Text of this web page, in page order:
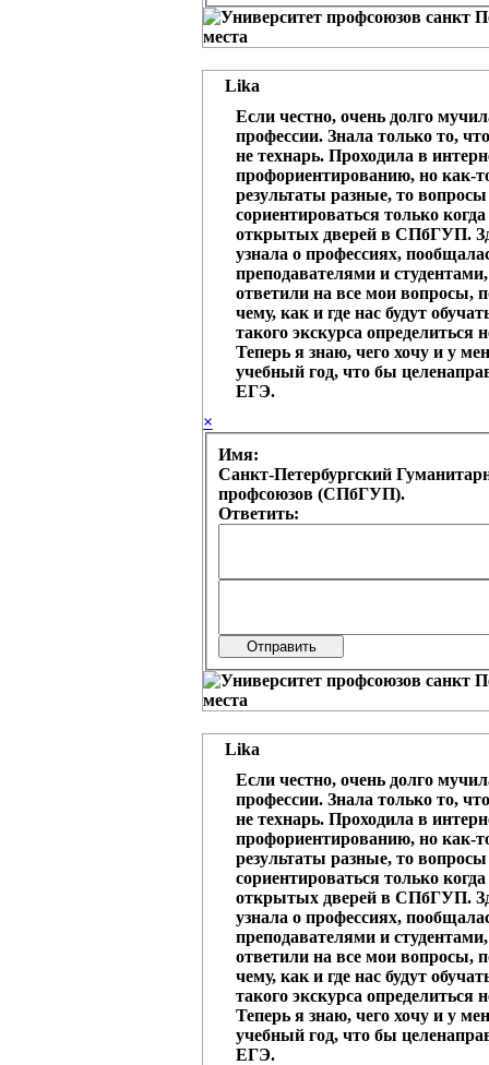
Lika
Если честно, очень долго
профессии. Знала только то,
не технарь. Проходила в
профориентированию, но как-
результаты разные, то
сориентироваться только
открытых дверей в СПбГУП.
узнала о профессиях,
преподавателями и
ответили на все мои вопросы,
чему, как и где нас будут
такого экскурса определиться
Теперь я знаю, чего хочу и у
учебный год, что бы
ЕГЭ.
×
Имя:
Санкт-Петербургский
профсоюзов (СПбГУП).
Ответить:
Lika
Если честно, очень долго
профессии. Знала только то,
не технарь. Проходила в
профориентированию, но как-
результаты разные, то
сориентироваться только
открытых дверей в СПбГУП.
узнала о профессиях,
преподавателями и
ответили на все мои вопросы,
чему, как и где нас будут
такого экскурса определиться
Теперь я знаю, чего хочу и у
учебный год, что бы
ЕГЭ.